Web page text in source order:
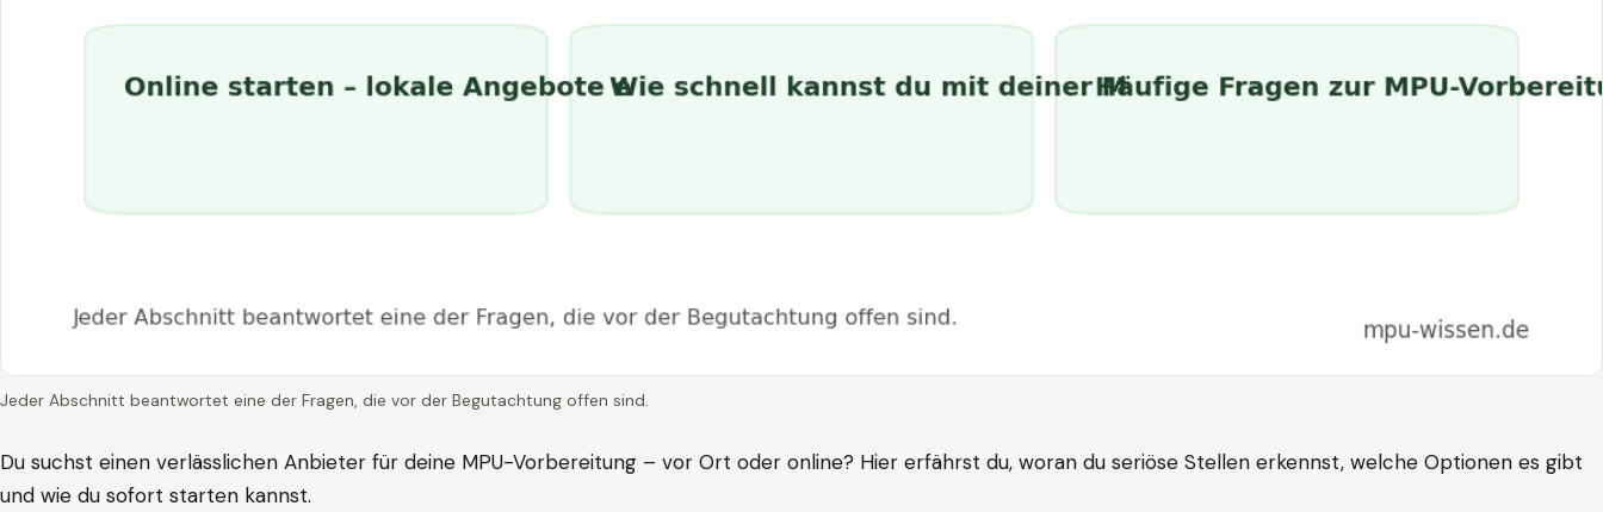
Jeder Abschnitt beantwortet eine der Fragen, die vor der Begutachtung offen sind.
Du suchst einen verlässlichen Anbieter für deine MPU-Vorbereitung – vor Ort oder online? Hier erfährst du, woran du seriöse Stellen erkennst, welche Optionen es gibt
und wie du sofort starten kannst.